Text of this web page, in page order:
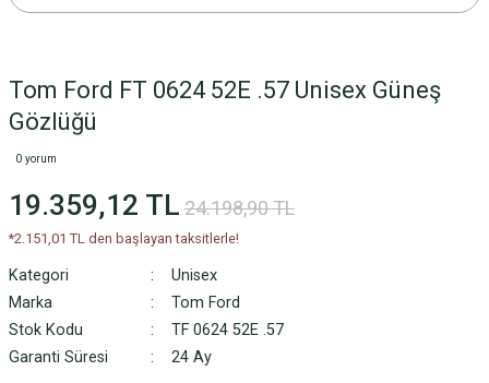
Tom Ford FT 0624 52E .57 Unisex Güneş
Gözlüğü
0 yorum
19.359,12 TL 24.198,90 TL
*2.151,01 TL den başlayan taksitlerle!
Kategori
Unisex
Marka
Tom Ford
Stok Kodu
TF 0624 52E .57
Garanti Süresi
24 Ay